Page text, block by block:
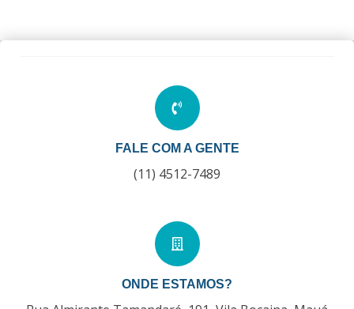
FALE COM A GENTE
(11) 4512-7489
ONDE ESTAMOS?